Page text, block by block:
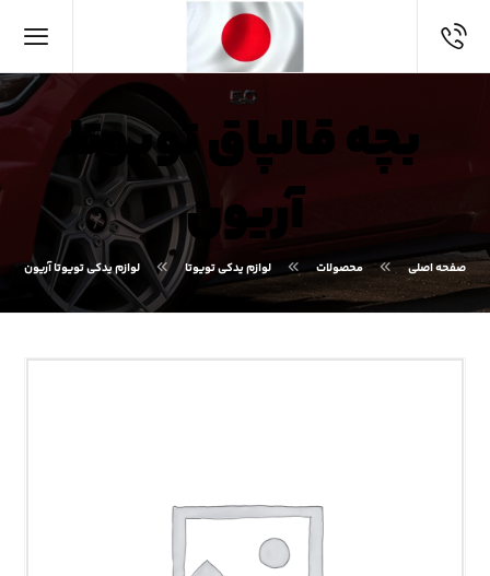
بچه قالپاق تویوتا
آریون
صفحه اصلی محصولات لوازم یدکی تویوتا لوازم یدکی تویوتا آریون